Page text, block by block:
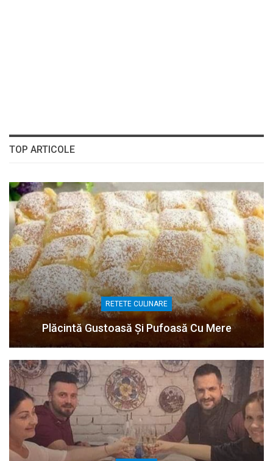
TOP ARTICOLE
RETETE CULINARE
Plăcintă Gustoasă Și Pufoasă Cu Mere